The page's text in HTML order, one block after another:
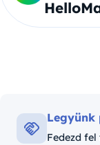
Legyünk
Fedezd